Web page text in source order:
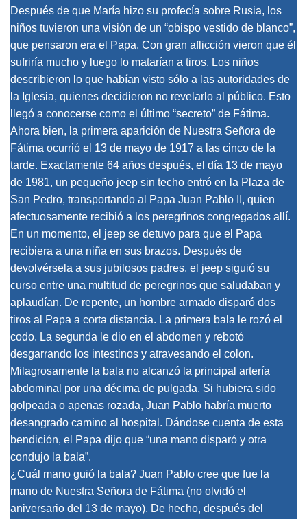
Después de que María hizo su profecía sobre Rusia, los
niños tuvieron una visión de un “obispo vestido de blanco”,
que pensaron era el Papa. Con gran aflicción vieron que él
sufriría mucho y luego lo matarían a tiros. Los niños
describieron lo que habían visto sólo a las autoridades de
la Iglesia, quienes decidieron no revelarlo al público. Esto
llegó a conocerse como el último “secreto” de Fátima.
Ahora bien, la primera aparición de Nuestra Señora de
Fátima ocurrió el 13 de mayo de 1917 a las cinco de la
tarde. Exactamente 64 años después, el día 13 de mayo
de 1981, un pequeño jeep sin techo entró en la Plaza de
San Pedro, transportando al Papa Juan Pablo II, quien
afectuosamente recibió a los peregrinos congregados allí.
En un momento, el jeep se detuvo para que el Papa
recibiera a una niña en sus brazos. Después de
devolvérsela a sus jubilosos padres, el jeep siguió su
curso entre una multitud de peregrinos que saludaban y
aplaudían. De repente, un hombre armado disparó dos
tiros al Papa a corta distancia. La primera bala le rozó el
codo. La segunda le dio en el abdomen y rebotó
desgarrando los intestinos y atravesando el colon.
Milagrosamente la bala no alcanzó la principal artería
abdominal por una décima de pulgada. Si hubiera sido
golpeada o apenas rozada, Juan Pablo habría muerto
desangrado camino al hospital. Dándose cuenta de esta
bendición, el Papa dijo que “una mano disparó y otra
condujo la bala”.
¿Cuál mano guió la bala? Juan Pablo cree que fue la
mano de Nuestra Señora de Fátima (no olvidó el
aniversario del 13 de mayo). De hecho, después del